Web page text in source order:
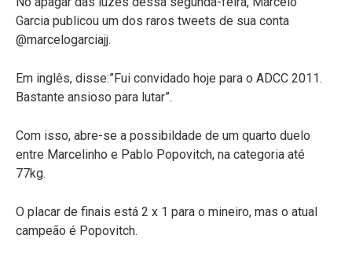
Garcia publicou um dos raros tweets de sua conta
@marcelogarciajj.
Em inglês, disse:”Fui convidado hoje para o ADCC 2011.
Bastante ansioso para lutar”.
Com isso, abre-se a possibildade de um quarto duelo
entre Marcelinho e Pablo Popovitch, na categoria até
77kg.
O placar de finais está 2 x 1 para o mineiro, mas o atual
campeão é Popovitch.